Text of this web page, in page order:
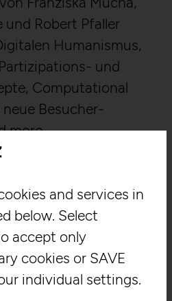
und Robert Pfaller
Humanismus,
und
Computational
Besucher-
more
and services in
below. Select
accept only
cookies or SAVE
individual settings.